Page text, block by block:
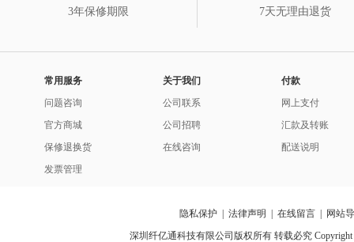
3年保修期限 7天无理由退货
常用服务
问题咨询
官方商城
保修退换货
发票管理
关于我们
公司联系
公司招聘
在线咨询
付款
网上支付
汇款及转账
配送说明
隐私保护 法律声明 在线留言
网站
深圳纤亿通科技有限公司版权所有 转载必究